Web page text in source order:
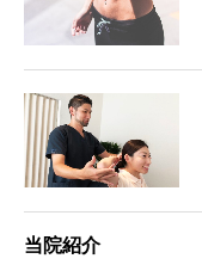
当院紹介